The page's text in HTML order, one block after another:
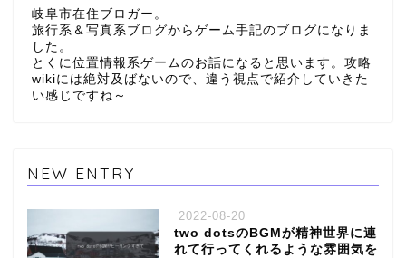
岐阜市在住ブロガー。
旅行系＆写真系ブログからゲーム手記のブログになりま
した。
とくに位置情報系ゲームのお話になると思います。攻略
wikiには絶対及ばないので、違う視点で紹介していきた
い感じですね～
NEW ENTRY
2022-08-20
two dotsのBGMが精神世界に連
れて行ってくれるような雰囲気を